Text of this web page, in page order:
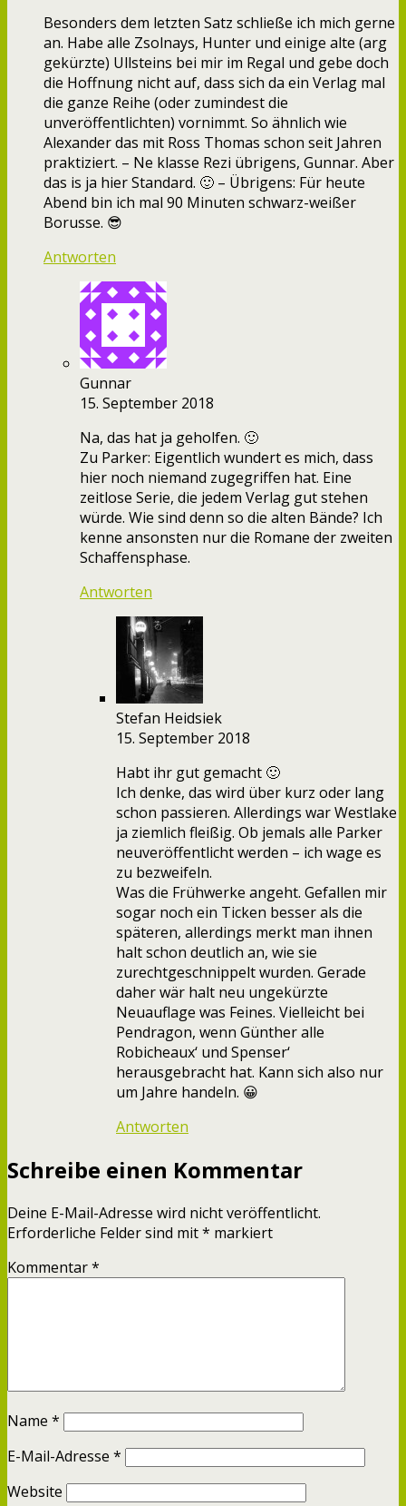
Besonders dem letzten Satz schließe ich mich gerne
an. Habe alle Zsolnays, Hunter und einige alte (arg
gekürzte) Ullsteins bei mir im Regal und gebe doch
die Hoffnung nicht auf, dass sich da ein Verlag mal
die ganze Reihe (oder zumindest die
unveröffentlichten) vornimmt. So ähnlich wie
Alexander das mit Ross Thomas schon seit Jahren
praktiziert. – Ne klasse Rezi übrigens, Gunnar. Aber
das is ja hier Standard. 🙂 – Übrigens: Für heute
Abend bin ich mal 90 Minuten schwarz-weißer
Borusse. 😎
Antworten
Gunnar
15. September 2018
Na, das hat ja geholfen. 🙂
Zu Parker: Eigentlich wundert es mich, dass
hier noch niemand zugegriffen hat. Eine
zeitlose Serie, die jedem Verlag gut stehen
würde. Wie sind denn so die alten Bände? Ich
kenne ansonsten nur die Romane der zweiten
Schaffensphase.
Antworten
Stefan Heidsiek
15. September 2018
Habt ihr gut gemacht 🙂
Ich denke, das wird über kurz oder lang
schon passieren. Allerdings war Westlake
ja ziemlich fleißig. Ob jemals alle Parker
neuveröffentlicht werden – ich wage es
zu bezweifeln.
Was die Frühwerke angeht. Gefallen mir
sogar noch ein Ticken besser als die
späteren, allerdings merkt man ihnen
halt schon deutlich an, wie sie
zurechtgeschnippelt wurden. Gerade
daher wär halt neu ungekürzte
Neuauflage was Feines. Vielleicht bei
Pendragon, wenn Günther alle
Robicheaux‘ und Spenser‘
herausgebracht hat. Kann sich also nur
um Jahre handeln. 😀
Antworten
Schreibe einen Kommentar
Deine E-Mail-Adresse wird nicht veröffentlicht.
Erforderliche Felder sind mit* markiert
Kommentar*
Name *
E-Mail-Adresse *
Website